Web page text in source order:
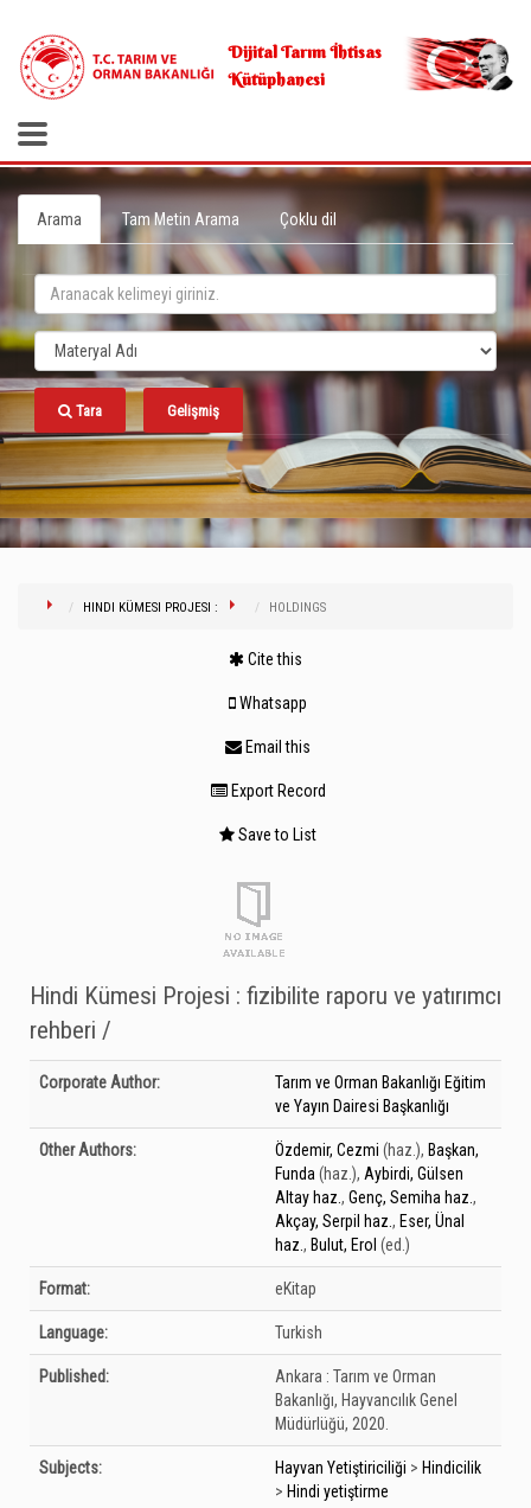
Dijital Tarım İhtisas
Kütüphanesi
Arama Tam Metin Arama Çoklu dil
Tara Gelişmiş
HINDI KÜMESI PROJESI : HOLDINGS
Cite this
Whatsapp
Email this
Export Record
Save to List
Hindi Kümesi Projesi : fizibilite raporu ve yatırımcı
rehberi /
Bibliographic Details
Corporate Author:
Tarım ve Orman Bakanlığı Eğitim
ve Yayın Dairesi Başkanlığı
Other Authors: Özdemir, Cezmi (haz.), Başkan,
Funda (haz.), Aybirdi, Gülsen
Altay haz. , Genç, Semiha haz. ,
Akçay, Serpil haz. , Eser, Ünal
haz. , Bulut, Erol (ed.)
Format: eKitap
Language: Turkish
Published: Ankara : Tarım ve Orman
Bakanlığı, Hayvancılık Genel
Müdürlüğü, 2020.
Subjects: Hayvan Yetiştiriciliği > Hindicilik
> Hindi yetiştirme